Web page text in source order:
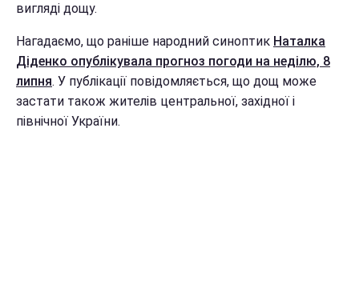
вигляді дощу.
Нагадаємо, що раніше народний синоптик Наталка
Діденко опублікувала прогноз погоди на неділю, 8
липня. У публікації повідомляється, що дощ може
застати також жителів центральної, західної і
північної України.